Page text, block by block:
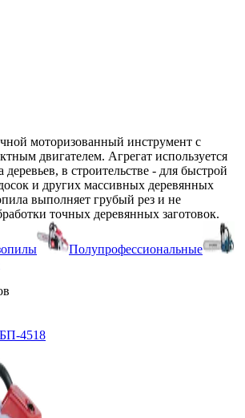
моторизованный инструмент с
двигателем. Агрегат используется
деревьев, в строительстве - для быстрой
и других массивных деревянных
выполняет грубый рез и не
точных деревянных заготовок.
Полупрофессиональные
4518